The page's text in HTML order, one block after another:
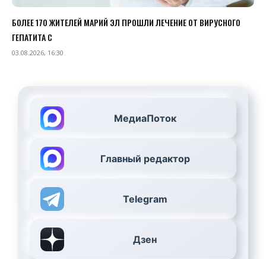
БОЛЕЕ 170 ЖИТЕЛЕЙ МАРИЙ ЭЛ ПРОШЛИ ЛЕЧЕНИЕ ОТ ВИРУСНОГО
ГЕПАТИТА С
03.08.2026, 16:30
МедиаПоток
Главный редактор
Telegram
Дзен